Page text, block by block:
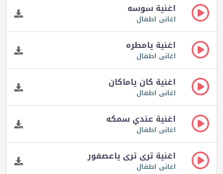
اغنية سوسه
اغانى اطفال
اغنية يامطره
اغانى اطفال
اغنية كان ياماكان
اغانى اطفال
اغنية عندي سمكه
اغانى اطفال
اغنية ترى ترى ياعصفور
اغانى اطفال